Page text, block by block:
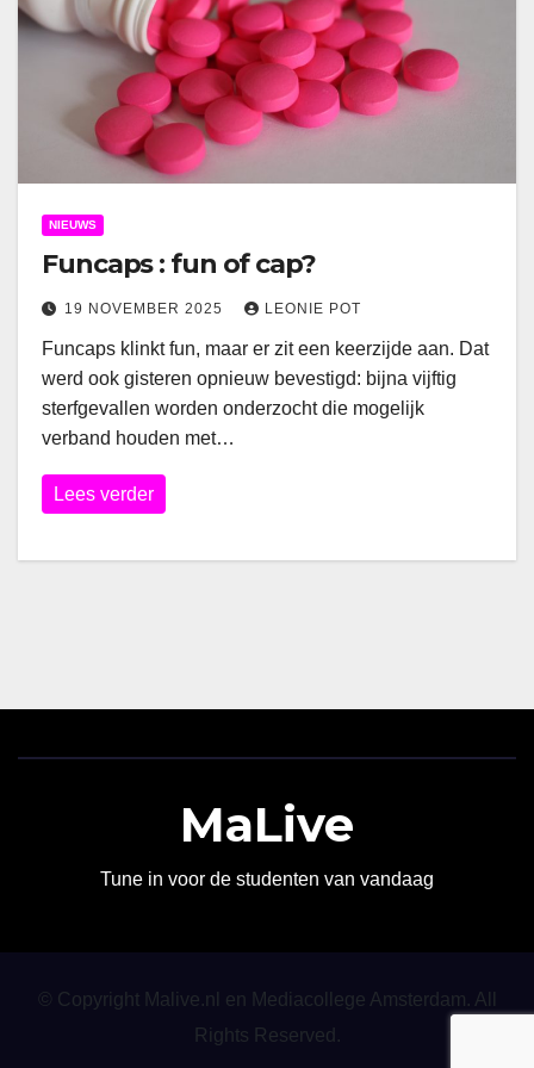
NIEUWS
Funcaps : fun of cap?
19 NOVEMBER 2025 LEONIE POT
Funcaps klinkt fun, maar er zit een keerzijde aan. Dat
werd ook gisteren opnieuw bevestigd: bijna vijftig
sterfgevallen worden onderzocht die mogelijk
verband houden met…
Lees verder
MaLive
Tune in voor de studenten van vandaag
© Copyright Malive.nl en Mediacollege Amsterdam. All
Rights Reserved.